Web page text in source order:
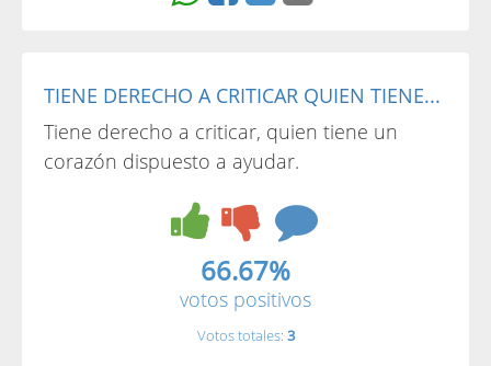
TIENE DERECHO A CRITICAR QUIEN TIENE...
Tiene derecho a criticar, quien tiene un
corazón dispuesto a ayudar.
66.67%
votos positivos
Votos totales: 3